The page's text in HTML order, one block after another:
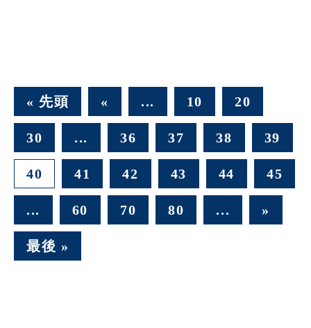
« 先頭 « ... 10 20
30 ... 36 37 38 39
40 41 42 43 44 45
... 60 70 80 ... »
最後 »